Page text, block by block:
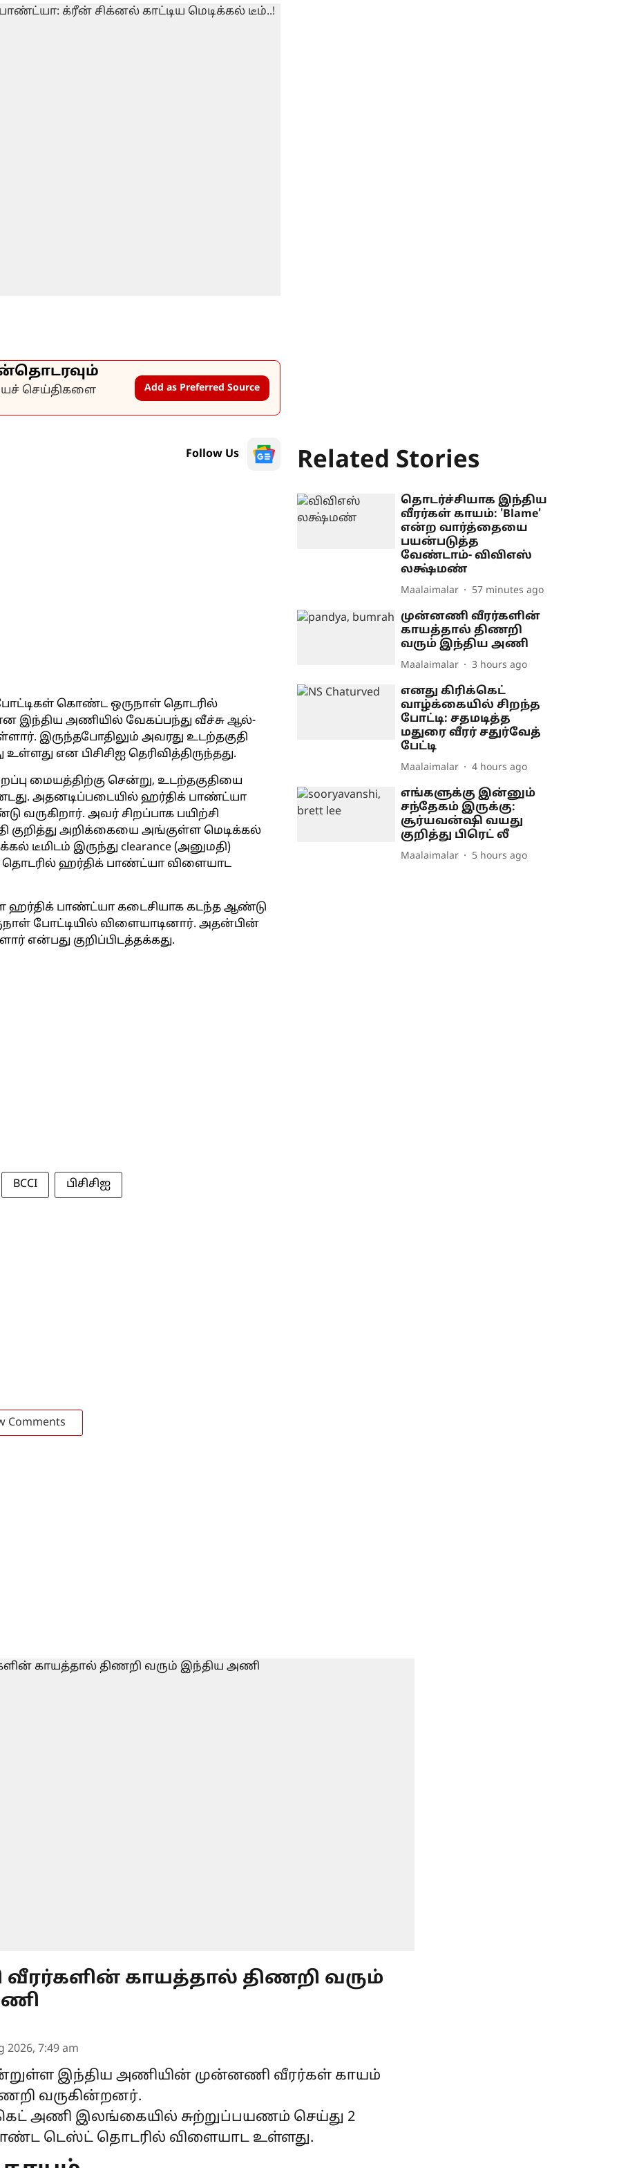
செய்திகளை Add as Preferred Source
Follow Us
போட்டிகள் கொண்ட ஒருநாள் தொடரில்
இந்திய அணியில் வேகப்பந்து வீச்சு ஆல்-
இருந்தபோதிலும் அவரது உடற்தகுதி
என பிசிசிஐ தெரிவித்திருந்தது.
மையத்திற்கு சென்று, உடற்தகுதியை
அதனடிப்படையில் ஹர்திக் பாண்ட்யா
வருகிறார். அவர் சிறப்பாக பயிற்சி
குறித்து அறிக்கையை அங்குள்ள மெடிக்கல்
டீமிடம் இருந்து clearance (அனுமதி)
ஹர்திக் பாண்ட்யா விளையாட
ஹர்திக் பாண்ட்யா கடைசியாக கடந்த ஆண்டு
போட்டியில் விளையாடினார். அதன்பின்
என்பது குறிப்பிடத்தக்கது.
BCCI பிசிசிஐ
Comments
Related Stories
தொடர்ச்சியாக இந்திய
வீரர்கள் காயம்: 'Blame'
என்ற வார்த்தையை
பயன்படுத்த
வேண்டாம்- விவிஎஸ்
லக்ஷ்மண்
Maalaimalar 57 minutes ago
முன்னணி வீரர்களின்
காயத்தால் திணறி
வரும் இந்திய அணி
Maalaimalar 3 hours ago
எனது கிரிக்கெட்
வாழ்க்கையில் சிறந்த
போட்டி: சதமடித்த
மதுரை வீரர் சதுர்வேத்
பேட்டி
Maalaimalar 4 hours ago
எங்களுக்கு இன்னும்
சந்தேகம் இருக்கு:
சூர்யவன்ஷி வயது
குறித்து பிரெட் லீ
Maalaimalar 5 hours ago
காயத்தால் திணறி வரும்
2026, 7:49 am
இந்திய அணியின் முன்னணி வீரர்கள் காயம்
வருகின்றனர்.
அணி இலங்கையில் சுற்றுப்பயணம் செய்து 2
டெஸ்ட் தொடரில் விளையாட உள்ளது.